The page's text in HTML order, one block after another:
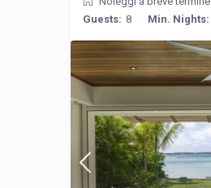
Guests: 8 Min. Nights: